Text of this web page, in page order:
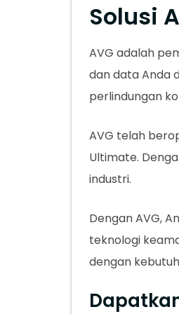
Solusi
AVG adalah
dan data Anda
perlindungan
AVG telah
Ultimate.
industri.
Dengan AVG,
teknologi
dengan